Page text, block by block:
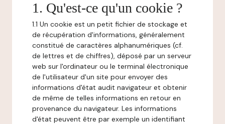
1. Qu'est-ce qu'un cookie ?
1.1 Un cookie est un petit fichier de stockage et
de récupération d'informations, généralement
constitué de caractères alphanumériques (cf.
de lettres et de chiffres), déposé par un serveur
web sur l'ordinateur ou le terminal électronique
de l'utilisateur d'un site pour envoyer des
informations d'état audit navigateur et obtenir
de même de telles informations en retour en
provenance du navigateur. Les informations
d'état peuvent être par exemple un identifiant